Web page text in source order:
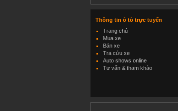
Thông tin ô tô trực tuyến
Trang chủ
Mua xe
Bán xe
Tra cứu xe
Auto shows online
Tư vấn & tham khảo